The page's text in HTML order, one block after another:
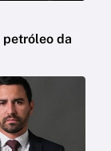
petróleo da